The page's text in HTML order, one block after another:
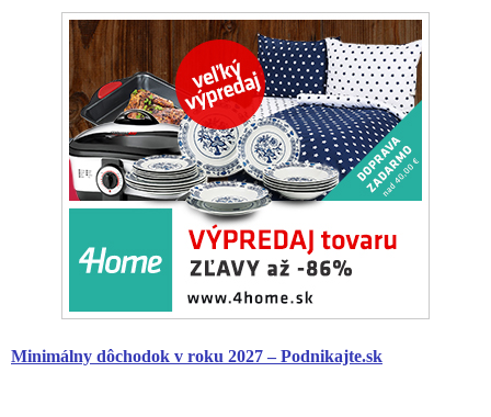
Minimálny dôchodok v roku 2027 – Podnikajte.sk